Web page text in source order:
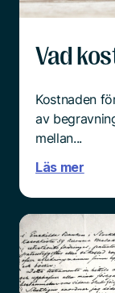
Läs mer
Vad
Kostnaden
av
mellan...
Läs mer